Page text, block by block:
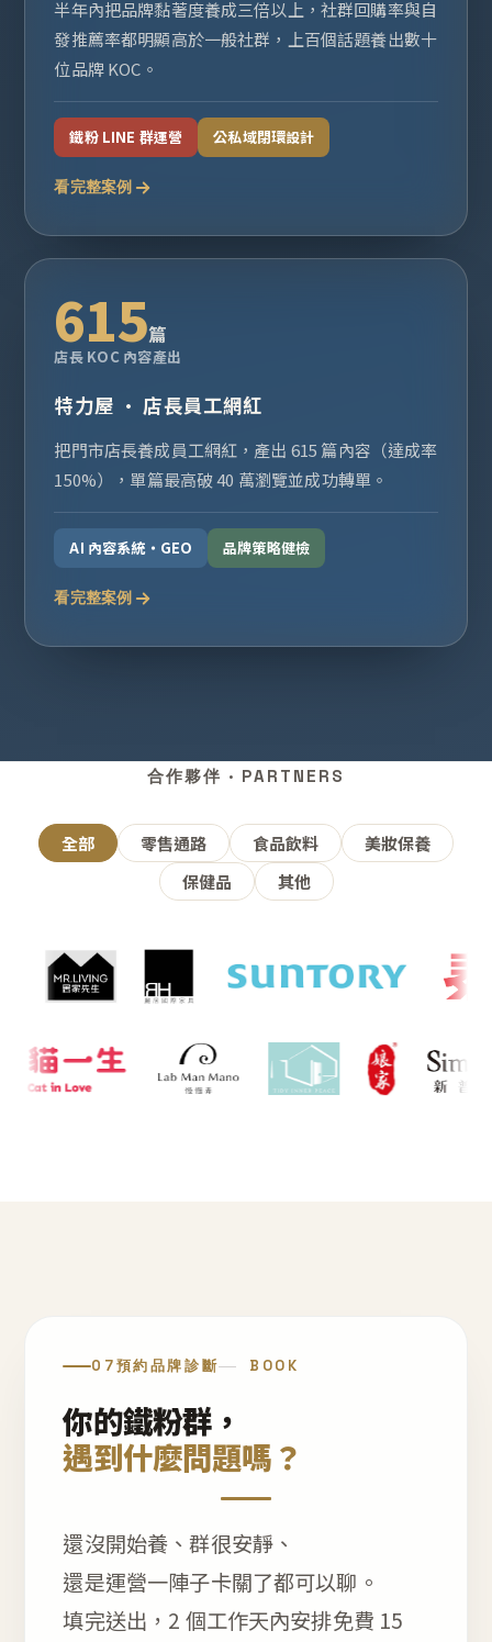
半年內把品牌黏著度養成三倍以上，社群回購率與自
發推薦率都明顯高於一般社群，上百個話題養出數十
位品牌 KOC。
鐵粉 LINE 群運營 公私域閉環設計
看完整案例
615篇
店長 KOC 內容產出
特力屋 · 店長員工網紅
把門市店長養成員工網紅，產出 615 篇內容（達成率
150%），單篇最高破 40 萬瀏覽並成功轉單。
AI 內容系統・GEO 品牌策略健檢
看完整案例
合作夥伴 · PARTNERS
全部 零售通路 食品飲料
美妝保養
保健品
其他
07預約品牌診斷 BOOK
你的鐵粉群，
遇到什麼問題嗎？
還沒開始養、群很安靜、
還是運營一陣子卡關了都可以聊。
填完送出，2 個工作天內安排免費 15